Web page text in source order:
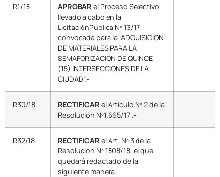
R1/18 APROBAR el Proceso Selectivo
llevado a cabo en la
LicitaciónPública Nº 13/17
convocada para la “ADQUISICION
DE MATERIALES PARA LA
SEMAFORIZACIÓN DE QUINCE
(15) INTERSECCIONES DE LA
CIUDAD”.-
R30/18 RECTIFICAR el Articulo Nº 2 de la
Resolución Nº1.665/17 .-
R32/18 RECTIFICAR el Art. Nº 3 de la
Resolución Nº 1808/18, el que
quedará redactado de la
siguiente manera.-